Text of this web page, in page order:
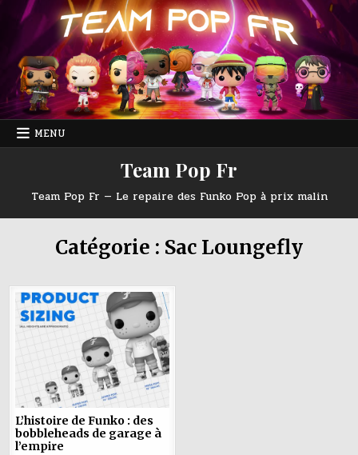
content
MENU
Team Pop Fr
Team Pop Fr — Le repaire des Funko Pop à prix malin
Catégorie : Sac Loungefly
L’histoire de Funko : des
bobbleheads de garage à
l’empire